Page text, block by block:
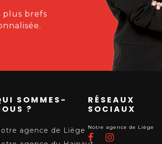
plus brefs
SOMMES-
?
agence de Liège
RÉSEAUX
SOCIAUX
Notre agence de Liège